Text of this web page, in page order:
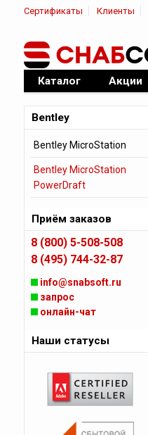
Сертификаты Клиенты
Официальный дилер ПО
Каталог Акции
Bentley
Bentley MicroStation
Bentley MicroStation
PowerDraft
Приём заказов
8 (800) 5-508-508
8 (495) 744-32-87
info@snabsoft.ru
запрос
онлайн-чат
Наши статусы